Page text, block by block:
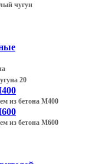
чугун
20
из бетона М400
из бетона М600